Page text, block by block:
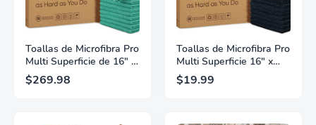
Toallas de Microfibra Pro
Multi Superficie de 16" x
16" al por mayor | Caja:
216 unidades (Verde)
$269.98
Toallas de Microfibra Pro
Multi Superficie 16" x
16" al por mayor | Caja:
216 unidades (Negro)
$19.99